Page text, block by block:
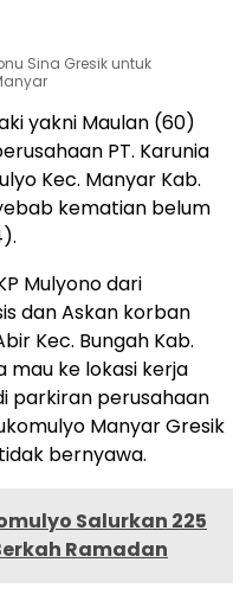
Sina Gresik untuk
yakni Maulan (60)
PT. Karunia
Kec. Manyar Kab.
kematian belum
Mulyono dari
dan Askan korban
Kec. Bungah Kab.
mau ke lokasi kerja
parkiran perusahaan
Manyar Gresik
bernyawa.
Salurkan 225
Ramadan